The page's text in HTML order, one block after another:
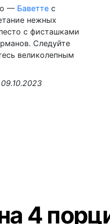
— Баветте с
нежных
с фисташками
Следуйте
великолепным
4